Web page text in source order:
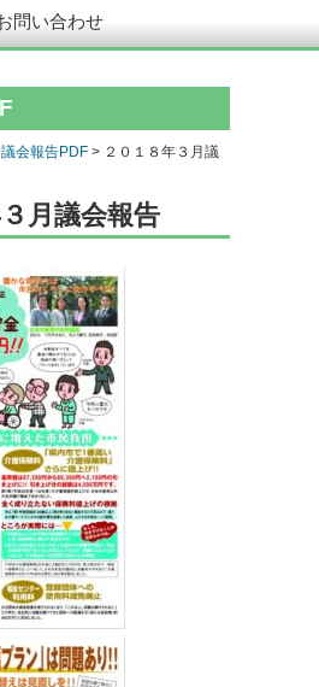
問い合わせ
議会報告PDF > ２０１８年３月議
月議会報告